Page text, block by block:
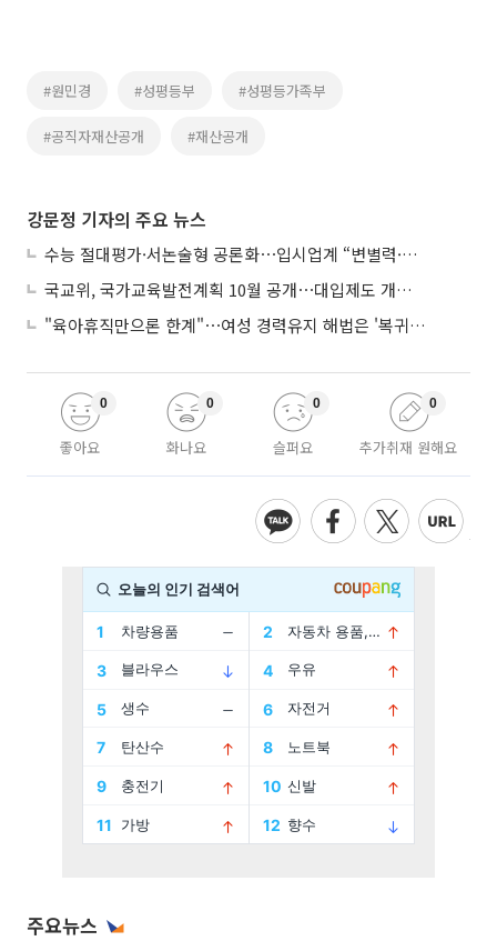
#원민경 #성평등부 #성평등가족부
#공직자재산공개 #재산공개
강문정 기자의 주요 뉴스
수능 절대평가·서논술형 공론화⋯입시업계 “변별력·사교육 대책 먼저”
국교위, 국가교육발전계획 10월 공개⋯대입제도 개편 공론화 추진
"육아휴직만으론 한계"⋯여성 경력유지 해법은 '복귀 후 유연근무’
좋아요
0
화나요
0
슬퍼요
0
추가취재 원해요
0
주요뉴스